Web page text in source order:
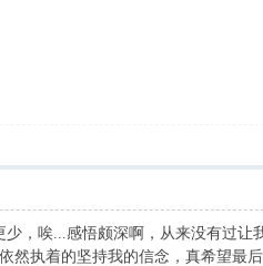
，唉...感悟颇深啊，从来没有过让
然执着的坚持我的信念，真希望最